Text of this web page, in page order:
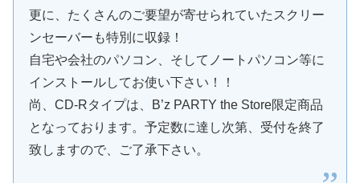
更に、たくさんのご要望が寄せられていたスクリー
ンセーバーも特別に収録！
自宅や会社のパソコン、そしてノートパソコン等に
インストールしてお使い下さい！！
尚、CD-Rタイプは、B’z PARTY the Store限定商品
となっております。予定数に達し次第、受付を終了
致しますので、ご了承下さい。